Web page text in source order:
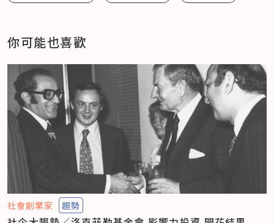
你可能也喜歡
社會創業家 趨勢